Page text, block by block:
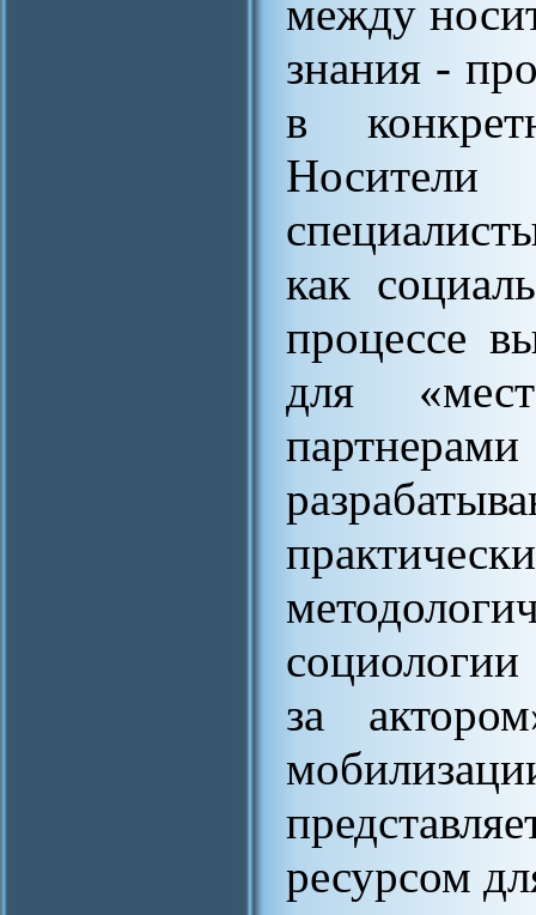
между
знания -
в
как
процессе
для
за
ресурсом